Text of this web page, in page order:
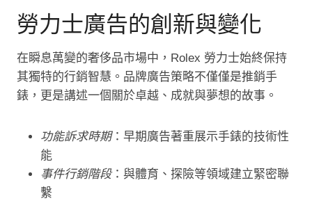
勞力士廣告的創新與變化
在瞬息萬變的奢侈品市場中，Rolex 勞力士始終保持
其獨特的行銷智慧。品牌廣告策略不僅僅是推銷手
錶，更是講述一個關於卓越、成就與夢想的故事。
功能訴求時期：早期廣告著重展示手錶的技術性
能
事件行銷階段：與體育、探險等領域建立緊密聯
繫